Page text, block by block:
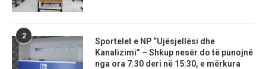
2
Sportelet e NP “Ujësjellësi dhe
Kanalizimi” – Shkup nesër do të punojnë
nga ora 7:30 deri në 15:30, e mërkura